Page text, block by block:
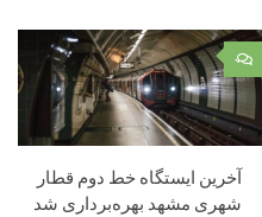
۰
آخرین ایستگاه خط دوم قطار
شهری مشهد بهره‌برداری شد